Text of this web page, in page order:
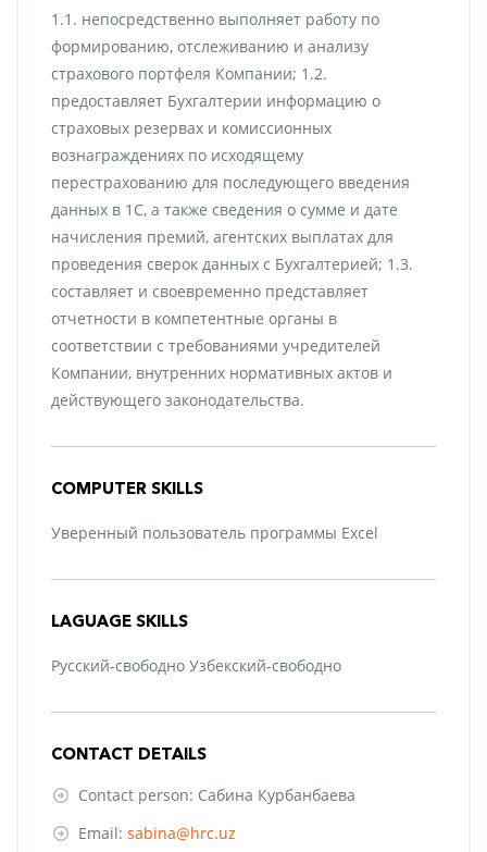
1.1. непосредственно выполняет работу по
формированию, отслеживанию и анализу
страхового портфеля Компании; 1.2.
предоставляет Бухгалтерии информацию о
страховых резервах и комиссионных
вознаграждениях по исходящему
перестрахованию для последующего введения
данных в 1С, а также сведения о сумме и дате
начисления премий, агентских выплатах для
проведения сверок данных с Бухгалтерией; 1.3.
составляет и своевременно представляет
отчетности в компетентные органы в
соответствии с требованиями учредителей
Компании, внутренних нормативных актов и
действующего законодательства.
COMPUTER SKILLS
Уверенный пользователь программы Excel
LAGUAGE SKILLS
Русский-свободно Узбекский-свободно
CONTACT DETAILS
Contact person: Сабина Курбанбаева
Email: sabina@hrc.uz